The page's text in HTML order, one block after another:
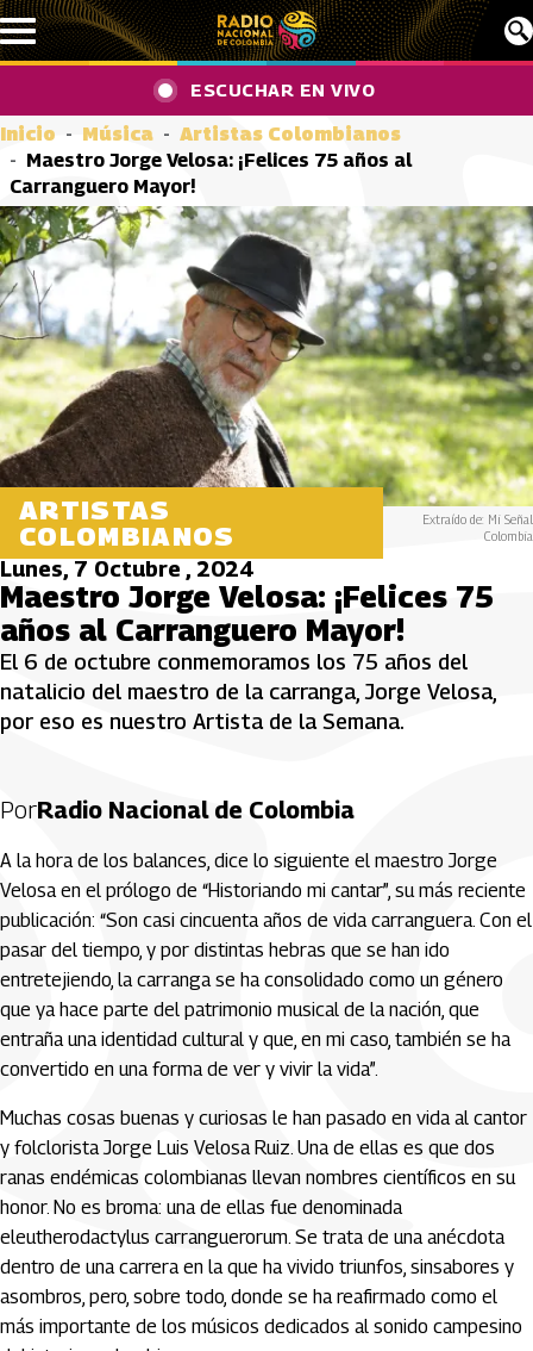
Pasar al contenido principal
ESCUCHAR EN VIVO
Inicio Música
Artistas Colombianos
Maestro Jorge Velosa: ¡Felices 75 años al
Carranguero Mayor!
ARTISTAS
COLOMBIANOS
Extraído de: Mi Señal
Colombia
Lunes, 7 Octubre , 2024
Maestro Jorge Velosa: ¡Felices 75
años al Carranguero Mayor!
El 6 de octubre conmemoramos los 75 años del
natalicio del maestro de la carranga, Jorge Velosa,
por eso es nuestro Artista de la Semana.
PorRadio Nacional de Colombia
A la hora de los balances, dice lo siguiente el maestro Jorge
Velosa en el prólogo de “Historiando mi cantar”, su más reciente
publicación: “Son casi cincuenta años de vida carranguera. Con el
pasar del tiempo, y por distintas hebras que se han ido
entretejiendo, la carranga se ha consolidado como un género
que ya hace parte del patrimonio musical de la nación, que
entraña una identidad cultural y que, en mi caso, también se ha
convertido en una forma de ver y vivir la vida”.
Muchas cosas buenas y curiosas le han pasado en vida al cantor
y folclorista Jorge Luis Velosa Ruiz. Una de ellas es que dos
ranas endémicas colombianas llevan nombres científicos en su
honor. No es broma: una de ellas fue denominada
eleutherodactylus carranguerorum. Se trata de una anécdota
dentro de una carrera en la que ha vivido triunfos, sinsabores y
asombros, pero, sobre todo, donde se ha reafirmado como el
más importante de los músicos dedicados al sonido campesino